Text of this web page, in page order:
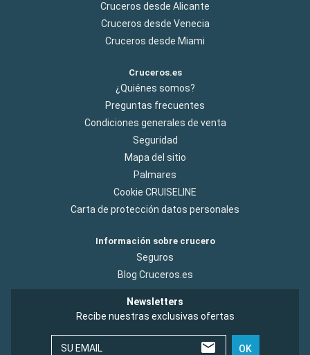
Cruceros desde Alicante
Cruceros desde Venecia
Cruceros desde Miami
Cruceros.es
¿Quiénes somos?
Preguntas frecuentes
Condiciones generales de venta
Seguridad
Mapa del sitio
Palmares
Cookie CRUISELINE
Carta de protección datos personales
Información sobre crucero
Seguros
Blog Cruceros.es
Newsletters
Recibe nuestras exclusivas ofertas
SU EMAIL OK